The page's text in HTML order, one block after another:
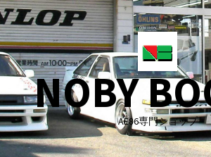
Skip
to
content
NOBY
AE86専門ショップ